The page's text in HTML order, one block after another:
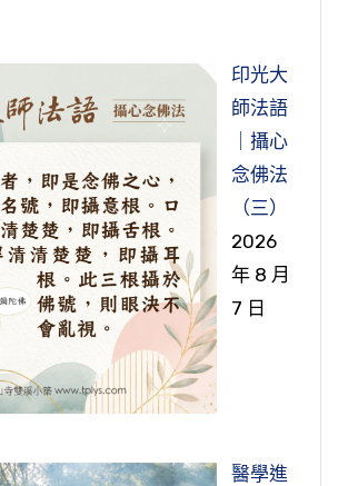
印光大
師法語
｜攝心
念佛法
（三）
2026
年 8 月
7 日
醫學進